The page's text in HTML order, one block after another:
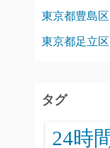
東京都豊島区
東京都足立区
タグ
24時